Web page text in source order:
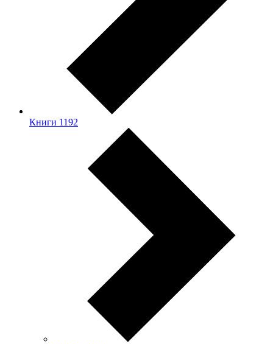
Книги 1192